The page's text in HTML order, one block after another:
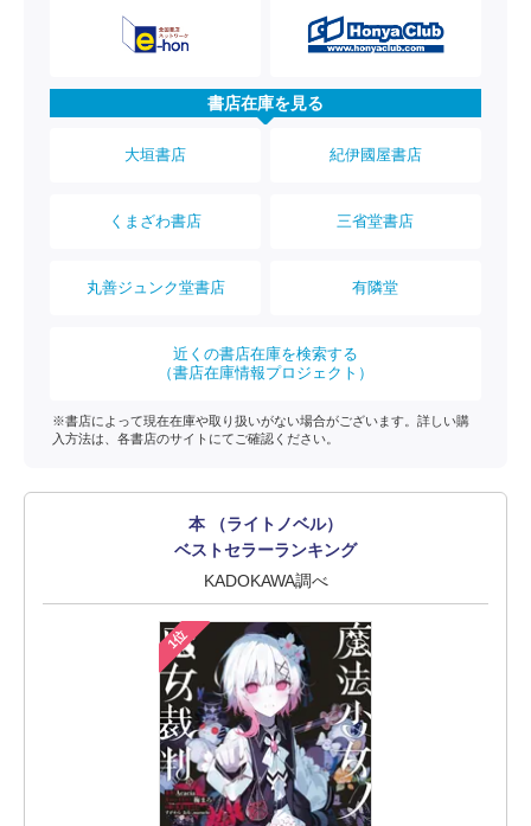
書店在庫を見る
大垣書店 紀伊國屋書店
くまざわ書店 三省堂書店
丸善ジュンク堂書店 有隣堂
近くの書店在庫を検索する
（書店在庫情報プロジェクト）
※書店によって現在在庫や取り扱いがない場合がございます。詳しい購
入方法は、各書店のサイトにてご確認ください。
本 （ライトノベル）
ベストセラーランキング
KADOKAWA調べ
1位